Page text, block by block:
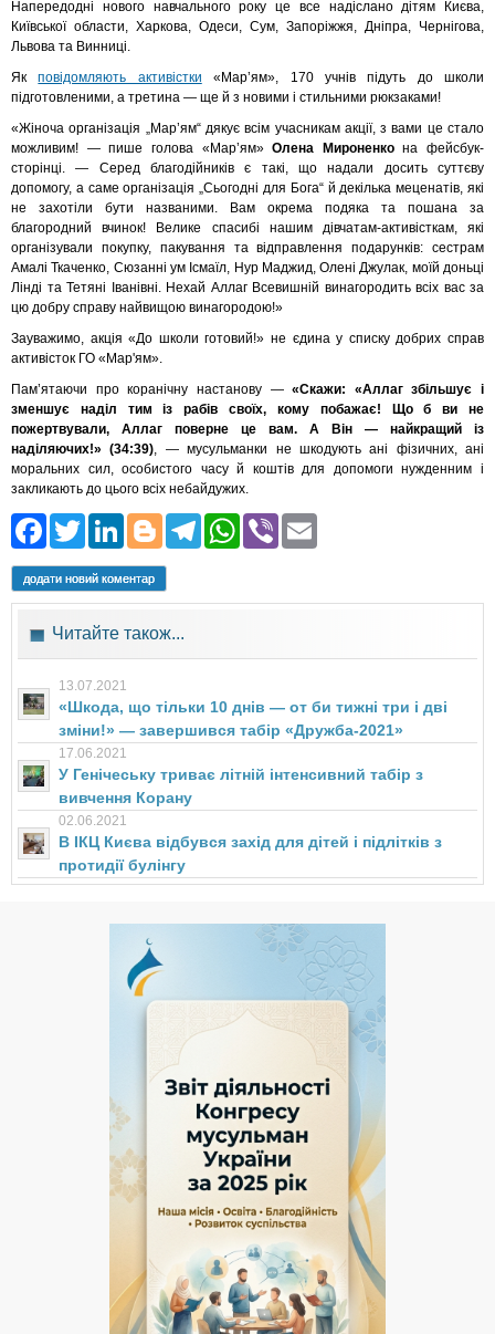
Напередодні нового навчального року це все надіслано дітям Києва,
Київської области, Харкова, Одеси, Сум, Запоріжжя, Дніпра, Чернігова,
Львова та Винниці.
Якповідомляють активістки «Мар’ям», 170 учнів підуть до школи
підготовленими, а третина — ще й з новими і стильними рюкзаками!
«Жіноча організація „Мар’ям“ дякує всім учасникам акції, з вами це стало
можливим! — пише голова «Мар’ям»Олена Мироненкона фейсбук-
сторінці. — Серед благодійників є такі, що надали досить суттєву
допомогу, а саме організація „Сьогодні для Бога“ й декілька меценатів, які
не захотіли бути названими. Вам окрема подяка та пошана за
благородний вчинок! Велике спасибі нашим дівчатам-активісткам, які
організували покупку, пакування та відправлення подарунків: сестрам
Амалі Ткаченко, Сюзанні ум Ісмаїл, Нур Маджид, Олені Джулак, моїй доньці
Лінді та Тетяні Іванівні. Нехай Аллаг Всевишній винагородить всіх вас за
цю добру справу найвищою винагородою!»
Зауважимо, акція «До школи готовий!» не єдина у списку добрих справ
активісток ГО «Мар'ям».
Пам’ятаючи про коранічну настанову —«Скажи: «Аллаг збільшує і
зменшує наділ тим із рабів своїх, кому побажає! Що б ви не
пожертвували, Аллаг поверне це вам. А Він — найкращий із
наділяючих!» (34:39), — мусульманки не шкодують ані фізичних, ані
моральних сил, особистого часу й коштів для допомоги нужденним і
закликають до цього всіх небайдужих.
Facebook
Twitter
LinkedIn
Blogger
Telegram
WhatsApp
Viber
додати новий коментар
Читайте також...
13.07.2021
«Шкода, що тільки 10 днів — от би тижні три і дві
зміни!» — завершився табір «Дружба-2021»
17.06.2021
У Генічеську триває літній інтенсивний табір з
вивчення Корану
02.06.2021
В ІКЦ Києва відбувся захід для дітей і підлітків з
протидії булінгу